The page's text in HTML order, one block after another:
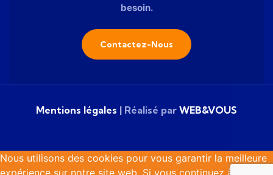
besoin.
Contactez-Nous
Mentions légales | Réalisé par WEB&VOUS
Nous utilisons des cookies pour vous garantir la meilleure